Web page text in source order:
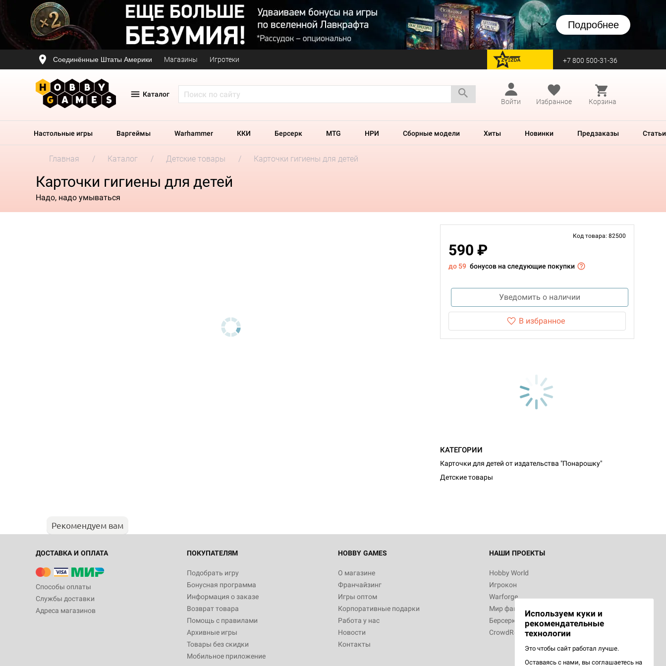
Подробнее
Соединённые Штаты Америки Магазины Игротеки перейти на Zvezda +7 800 500-31-36
Каталог
Войти
Избранное Корзина
Настольные игры Варгеймы Warhammer ККИ Берсерк MTG НРИ Сборные модели Хиты Новинки Предзаказы Статьи
Главная Каталог Детские товары Карточки гигиены для детей
Карточки гигиены для детей
Надо, надо умываться
Код товара: 82500
590 ₽
до 59 бонусов на следующие покупки
Уведомить о наличии
В избранное
КАТЕГОРИИ
Карточки для детей от издательства "Понарошку"
Детские товары
Рекомендуем вам
ДОСТАВКА И ОПЛАТА
Способы оплаты
Службы доставки
Адреса магазинов
ПОКУПАТЕЛЯМ
Подобрать игру
Бонусная программа
Информация о заказе
Возврат товара
Помощь с правилами
Архивные игры
Товары без скидки
Мобильное приложение
HOBBY GAMES
О магазине
Франчайзинг
Игры оптом
Корпоративные подарки
Работа у нас
Новости
Контакты
НАШИ ПРОЕКТЫ
Hobby World
Игрокон
Warforge
Мир фантастики
Берсерк
CrowdRepublic
Используем куки и
рекомендательные
технологии
Это чтобы сайт работал лучше.
Оставаясь с нами, вы соглашаетесь на